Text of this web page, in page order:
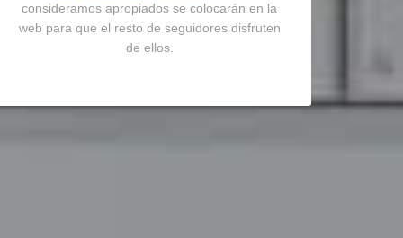
consideramos apropiados se colocarán en la
web para que el resto de seguidores disfruten
de ellos.